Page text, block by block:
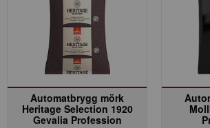
Automatbrygg mörk
Heritage Selection 1920
Gevalia Profession